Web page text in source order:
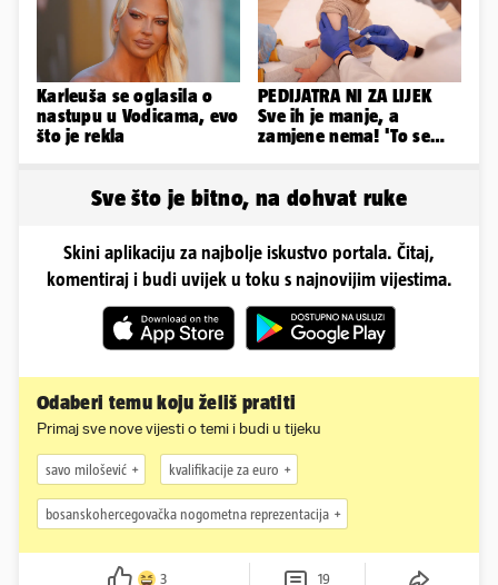
Karleuša se oglasila o
nastupu u Vodicama, evo
što je rekla
PEDIJATRA NI ZA LIJEK
Sve ih je manje, a
zamjene nema! 'To se
Sve što je bitno, na dohvat ruke
Skini aplikaciju za najbolje iskustvo portala. Čitaj,
komentiraj i budi uvijek u toku s najnovijim vijestima.
Odaberi temu koju želiš pratiti
Primaj sve nove vijesti o temi i budi u tijeku
savo milošević kvalifikacije za euro
bosanskohercegovačka nogometna reprezentacija
3 19